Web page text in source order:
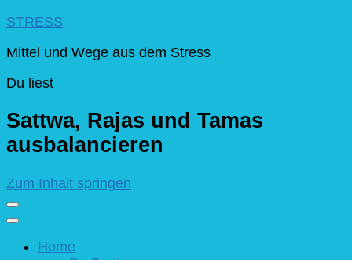
STRESS
Mittel und Wege aus dem Stress
Du liest
Sattwa, Rajas und Tamas
ausbalancieren
Zum Inhalt springen
Home